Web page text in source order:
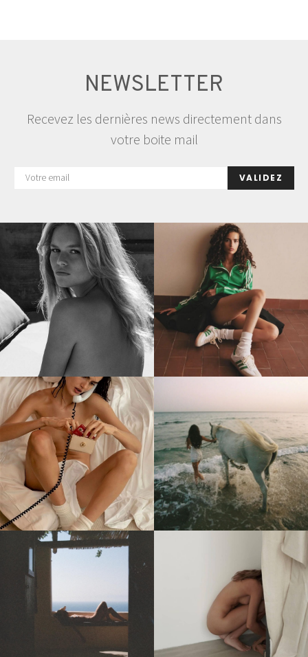
NEWSLETTER
Recevez les dernières news directement dans
votre boite mail
VALIDEZ